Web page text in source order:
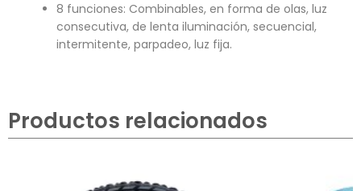
8 funciones: Combinables, en forma de olas, luz
consecutiva, de lenta iluminación, secuencial,
intermitente, parpadeo, luz fija.
Productos relacionados